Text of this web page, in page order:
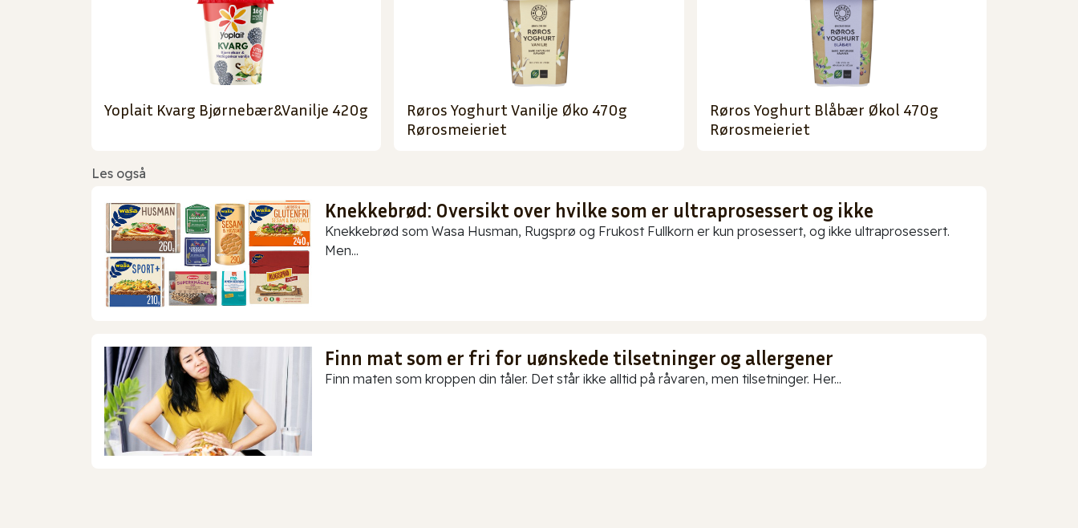
Yoplait Kvarg Bjørnebær&Vanilje 420g
Røros Yoghurt Vanilje Øko 470g
Rørosmeieriet
Røros Yoghurt Blåbær Økol 470g
Rørosmeieriet
Les også
Knekkebrød: Oversikt over hvilke som er ultraprosessert og ikke
Knekkebrød som Wasa Husman, Rugsprø og Frukost Fullkorn er kun prosessert, og ikke ultraprosessert.
Men...
Finn mat som er fri for uønskede tilsetninger og allergener
Finn maten som kroppen din tåler. Det står ikke alltid på råvaren, men tilsetninger. Her...